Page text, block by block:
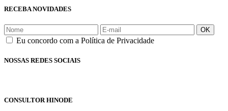
RECEBA NOVIDADES
OK
Eu concordo com a Política de Privacidade
NOSSAS REDES SOCIAIS
CONSULTOR HINODE